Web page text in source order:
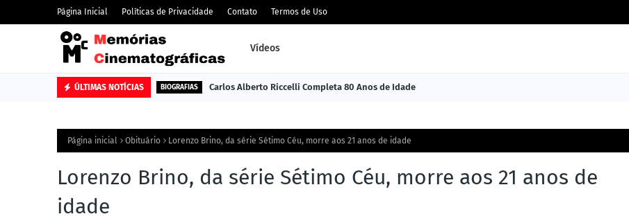
Página Inicial Políticas de Privacidade Contato Termos de Uso
Vídeos
ÚLTIMAS NOTÍCIAS BIOGRAFIAS Carlos Alberto Riccelli Completa 80 Anos de Idade
Página inicial Obituário Lorenzo Brino, da série Sétimo Céu, morre aos 21 anos de idade
Lorenzo Brino, da série Sétimo Céu, morre aos 21 anos de
idade